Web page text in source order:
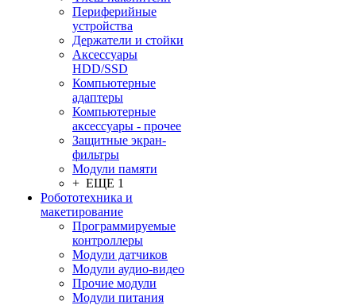
Периферийные
устройства
Держатели и стойки
Аксессуары
HDD/SSD
Компьютерные
адаптеры
Компьютерные
аксессуары - прочее
Защитные экран-
фильтры
Модули памяти
+ ЕЩЕ 1
Робототехника и
макетирование
Программируемые
контроллеры
Модули датчиков
Модули аудио-видео
Прочие модули
Модули питания